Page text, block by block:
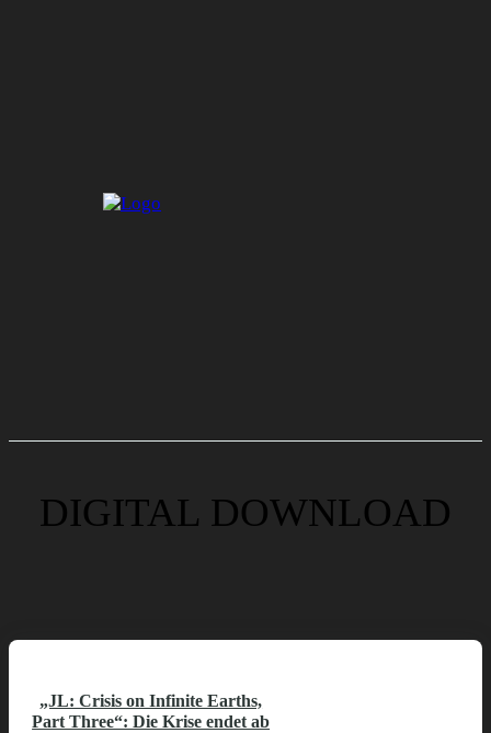
DIGITAL DOWNLOAD
„JL: Crisis on Infinite Earths,
Part Three“: Die Krise endet ab